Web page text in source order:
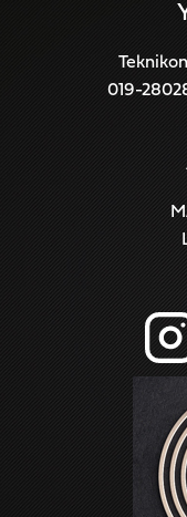
019-